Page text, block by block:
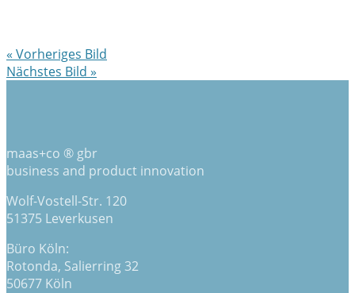
« Vorheriges Bild
Nächstes Bild »
maas+co ® gbr
business and product innovation
Wolf-Vostell-Str. 120
51375 Leverkusen
Büro Köln:
Rotonda, Salierring 32
50677 Köln